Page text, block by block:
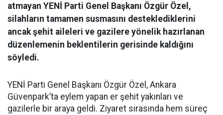
atmayan YENİ Parti Genel Başkanı Özgür Özel,
silahların tamamen susmasını desteklediklerini
ancak şehit aileleri ve gazilere yönelik hazırlanan
düzenlemenin beklentilerin gerisinde kaldığını
söyledi.
YENİ Parti Genel Başkanı Özgür Özel, Ankara
Güvenpark’ta eylem yapan er şehit yakınları ve
gazilerle bir araya geldi. Ziyaret sırasında hem süreç